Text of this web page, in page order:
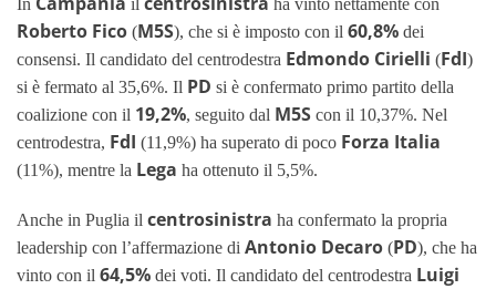
In il ha vinto nettamente con
Roberto Fico (M5S), che si è imposto con il 60,8% dei
consensi. Il candidato del centrodestra Edmondo Cirielli (FdI)
si è fermato al 35,6%. Il PD si è confermato primo partito della
coalizione con il 19,2%, seguito dal M5S con il 10,37%. Nel
centrodestra, FdI (11,9%) ha superato di poco Forza Italia
(11%), mentre la Lega ha ottenuto il 5,5%.
Anche in Puglia il centrosinistra ha confermato la propria
leadership con l’affermazione di Antonio Decaro (PD), che ha
vinto con il 64,5% dei voti. Il candidato del centrodestra Luigi